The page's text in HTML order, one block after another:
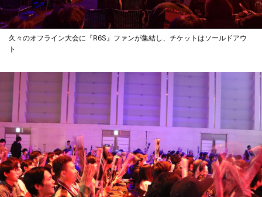
久々のオフライン大会に『R6S』ファンが集結し、チケットはソールドアウ
ト